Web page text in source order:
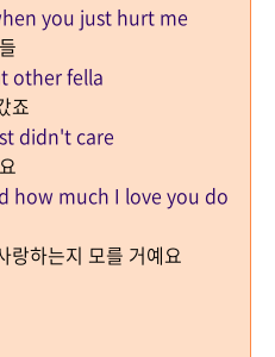
you just hurt me
other fella
죠
didn't care
how much I love you do
랑하는지 모를 거예요